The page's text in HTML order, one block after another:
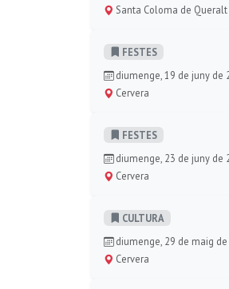
Santa Coloma de Queralt
FESTES
diumenge, 19 de juny de
Cervera
FESTES
diumenge, 23 de juny de
Cervera
CULTURA
diumenge, 29 de maig de
Cervera